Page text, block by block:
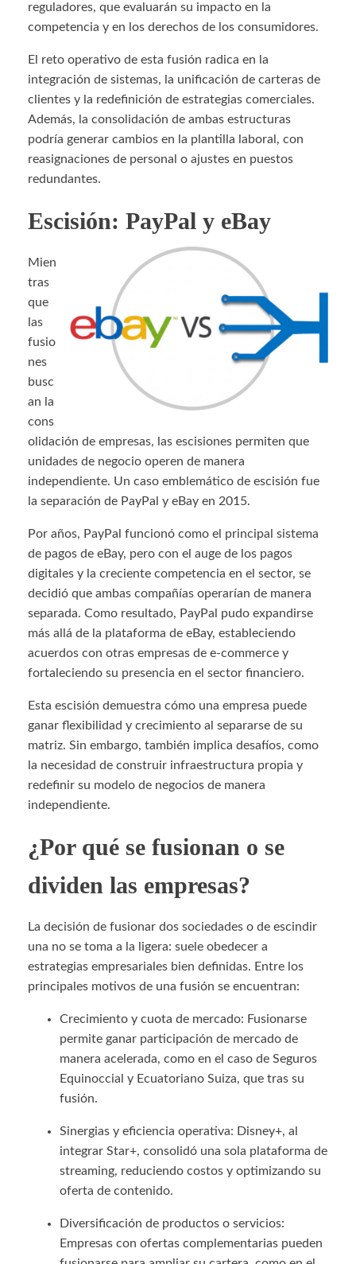
reguladores, que evaluarán su impacto en la
competencia y en los derechos de los consumidores.
El reto operativo de esta fusión radica en la
integración de sistemas, la unificación de carteras de
clientes y la redefinición de estrategias comerciales.
Además, la consolidación de ambas estructuras
podría generar cambios en la plantilla laboral, con
reasignaciones de personal o ajustes en puestos
redundantes.
Escisión: PayPal y eBay
Mien
tras
que
las
fusio
nes
busc
an la
cons
olidación de empresas, las escisiones permiten que
unidades de negocio operen de manera
independiente. Un caso emblemático de escisión fue
la separación de PayPal y eBay en 2015.
Por años, PayPal funcionó como el principal sistema
de pagos de eBay, pero con el auge de los pagos
digitales y la creciente competencia en el sector, se
decidió que ambas compañías operarían de manera
separada. Como resultado, PayPal pudo expandirse
más allá de la plataforma de eBay, estableciendo
acuerdos con otras empresas de e-commerce y
fortaleciendo su presencia en el sector financiero.
Esta escisión demuestra cómo una empresa puede
ganar flexibilidad y crecimiento al separarse de su
matriz. Sin embargo, también implica desafíos, como
la necesidad de construir infraestructura propia y
redefinir su modelo de negocios de manera
independiente.
¿Por qué se fusionan o se
dividen las empresas?
La decisión de fusionar dos sociedades o de escindir
una no se toma a la ligera: suele obedecer a
estrategias empresariales bien definidas. Entre los
principales motivos de una fusión se encuentran:
Crecimiento y cuota de mercado: Fusionarse
permite ganar participación de mercado de
manera acelerada, como en el caso de Seguros
Equinoccial y Ecuatoriano Suiza, que tras su
fusión.
Sinergias y eficiencia operativa: Disney+, al
integrar Star+, consolidó una sola plataforma de
streaming, reduciendo costos y optimizando su
oferta de contenido.
Diversificación de productos o servicios:
Empresas con ofertas complementarias pueden